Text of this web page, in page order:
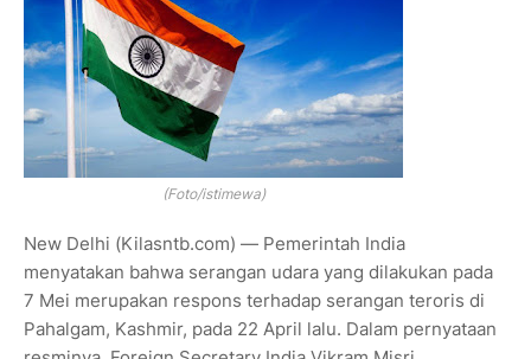
(Foto/istimewa)
New Delhi (Kilasntb.com) — Pemerintah India
menyatakan bahwa serangan udara yang dilakukan pada
7 Mei merupakan respons terhadap serangan teroris di
Pahalgam, Kashmir, pada 22 April lalu. Dalam pernyataan